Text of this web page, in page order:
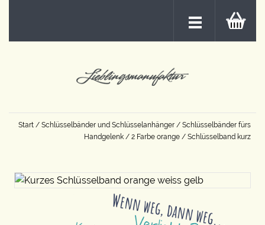
Start / Schlüsselbänder und Schlüsselanhänger / Schlüsselbänder fürs
Handgelenk / 2 Farbe orange / Schlüsselband kurz